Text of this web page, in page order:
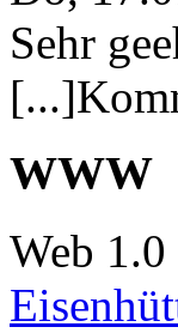
Sehr
WWW
Web 1.0